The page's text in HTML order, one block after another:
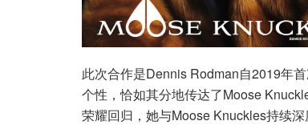
此次合作是Dennis Rodman自2019年
个性，恰如其分地传达了Moose
荣耀回归，她与Moose Knuckles持续